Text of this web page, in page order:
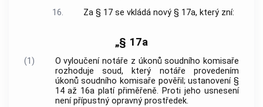
16.
Za § 17 se vkládá nový § 17a, který zní:
„§ 17a
(1)
O vyloučení notáře z úkonů soudního komisaře
rozhoduje soud, který notáře provedením
úkonů soudního komisaře pověřil; ustanovení §
14 až 16a platí přiměřeně. Proti jeho usnesení
není přípustný opravný prostředek.